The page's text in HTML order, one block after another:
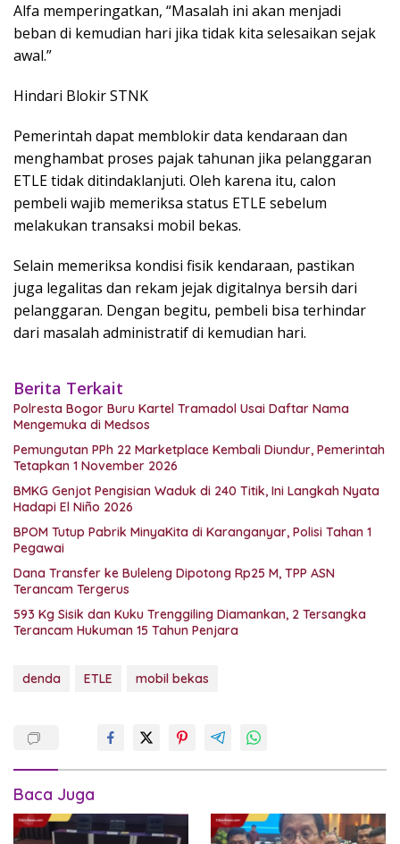
Alfa memperingatkan, “Masalah ini akan menjadi
beban di kemudian hari jika tidak kita selesaikan sejak
awal.”
Hindari Blokir STNK
Pemerintah dapat memblokir data kendaraan dan
menghambat proses pajak tahunan jika pelanggaran
ETLE tidak ditindaklanjuti. Oleh karena itu, calon
pembeli wajib memeriksa status ETLE sebelum
melakukan transaksi mobil bekas.
Selain memeriksa kondisi fisik kendaraan, pastikan
juga legalitas dan rekam jejak digitalnya bersih dari
pelanggaran. Dengan begitu, pembeli bisa terhindar
dari masalah administratif di kemudian hari.
Berita Terkait
Polresta Bogor Buru Kartel Tramadol Usai Daftar Nama
Mengemuka di Medsos
Pemungutan PPh 22 Marketplace Kembali Diundur, Pemerintah
Tetapkan 1 November 2026
BMKG Genjot Pengisian Waduk di 240 Titik, Ini Langkah Nyata
Hadapi El Niño 2026
BPOM Tutup Pabrik MinyaKita di Karanganyar, Polisi Tahan 1
Pegawai
Dana Transfer ke Buleleng Dipotong Rp25 M, TPP ASN
Terancam Tergerus
593 Kg Sisik dan Kuku Trenggiling Diamankan, 2 Tersangka
Terancam Hukuman 15 Tahun Penjara
denda ETLE mobil bekas
Baca Juga